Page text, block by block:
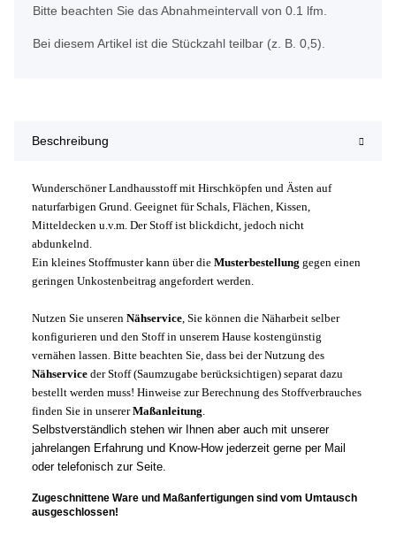
Bitte beachten Sie das Abnahmeintervall von 0.1 lfm.
Bei diesem Artikel ist die Stückzahl teilbar (z. B. 0,5).
Beschreibung
Wunderschöner Landhausstoff mit Hirschköpfen und Ästen auf
naturfarbigen Grund. Geeignet für Schals, Flächen, Kissen,
Mitteldecken u.v.m. Der Stoff ist blickdicht, jedoch nicht
abdunkelnd.
Ein kleines Stoffmuster kann über die Musterbestellung gegen einen
geringen Unkostenbeitrag angefordert werden.
Nutzen Sie unseren Nähservice , Sie können die Näharbeit selber
konfigurieren und den Stoff in unserem Hause kostengünstig
vernähen lassen. Bitte beachten Sie, dass bei der Nutzung des
Nähservice der Stoff (Saumzugabe berücksichtigen) separat dazu
bestellt werden muss! Hinweise zur Berechnung des Stoffverbrauches
finden Sie in unsererMaßanleitung
Selbstverständlich stehen wir Ihnen aber auch mit unserer
jahrelangen Erfahrung und Know-How jederzeit gerne per Mail
oder telefonisch zur Seite.
Zugeschnittene Ware und Maßanfertigungen sind vom Umtausch
ausgeschlossen!